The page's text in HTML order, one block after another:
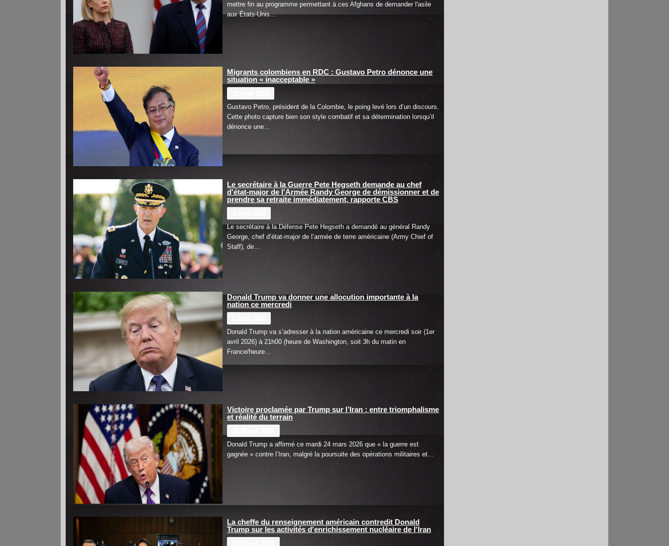
mettre fin au programme permettant à ces Afghans de demander l'asile
aux États-Unis…
Migrants colombiens en RDC : Gustavo Petro dénonce une
situation « inacceptable »
Gustavo Petro, président de la Colombie, le poing levé lors d’un discours.
Cette photo capture bien son style combatif et sa détermination lorsqu’il
dénonce une…
Le secrétaire à la Guerre Pete Hegseth demande au chef
d'état-major de l'Armée Randy George de démissionner et de
prendre sa retraite immédiatement, rapporte CBS
Le secrétaire à la Défense Pete Hegseth a demandé au général Randy
George, chef d’état-major de l’armée de terre américaine (Army Chief of
Staff), de…
Donald Trump va donner une allocution importante à la
nation ce mercredi
Donald Trump va s’adresser à la nation américaine ce mercredi soir (1er
avril 2026) à 21h00 (heure de Washington, soit 3h du matin en
France/heure…
Victoire proclamée par Trump sur l’Iran : entre triomphalisme
et réalité du terrain
Donald Trump a affirmé ce mardi 24 mars 2026 que « la guerre est
gagnée » contre l’Iran, malgré la poursuite des opérations militaires et…
La cheffe du renseignement américain contredit Donald
Trump sur les activités d'enrichissement nucléaire de l'Iran